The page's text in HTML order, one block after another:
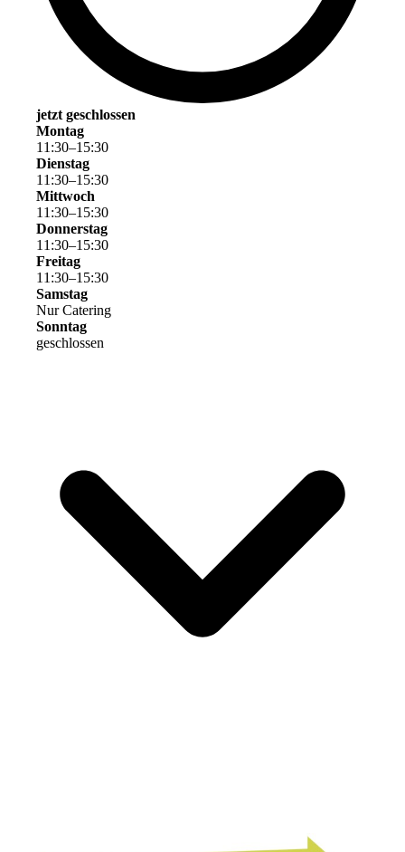
jetzt geschlossen
Montag
11 :30–15:30
Dienstag
11 :30–15:30
Mittwoch
11 :30–15:30
Donnerstag
11 :30–15:30
Freitag
11 :30–15:30
Samstag
Nur Catering
Sonntag
geschlossen